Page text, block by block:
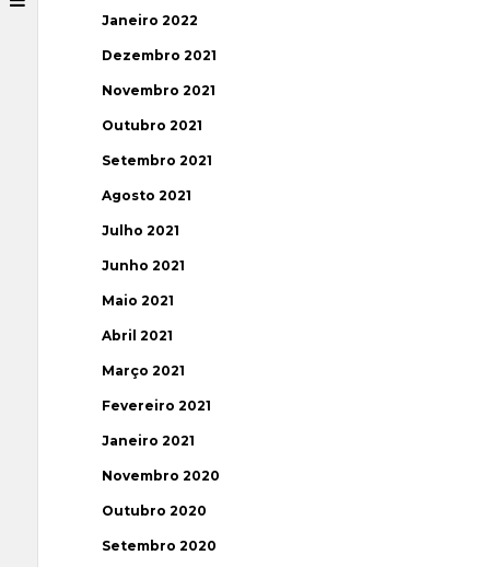
Janeiro 2022
Dezembro 2021
Novembro 2021
Outubro 2021
Setembro 2021
Agosto 2021
Julho 2021
Junho 2021
Maio 2021
Abril 2021
Março 2021
Fevereiro 2021
Janeiro 2021
Novembro 2020
Outubro 2020
Setembro 2020